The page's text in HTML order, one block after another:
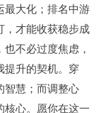
最大化；排名中游
，才能收获稳步成
不必过度焦虑，
提升的契机。穿
智慧；而调整心
核心。愿你在这一